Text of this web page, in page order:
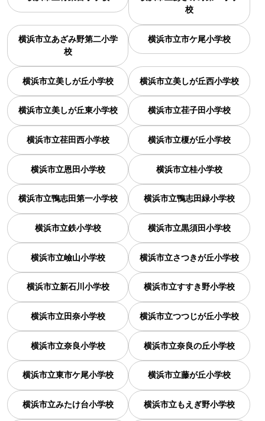
校
横浜市立あざみ野第二小学
校
横浜市立市ケ尾小学校
横浜市立美しが丘小学校 横浜市立美しが丘西小学校
横浜市立美しが丘東小学校 横浜市立荏子田小学校
横浜市立荏田西小学校 横浜市立榎が丘小学校
横浜市立恩田小学校 横浜市立桂小学校
横浜市立鴨志田第一小学校 横浜市立鴨志田緑小学校
横浜市立鉄小学校 横浜市立黒須田小学校
横浜市立嶮山小学校 横浜市立さつきが丘小学校
横浜市立新石川小学校 横浜市立すすき野小学校
横浜市立田奈小学校 横浜市立つつじが丘小学校
横浜市立奈良小学校 横浜市立奈良の丘小学校
横浜市立東市ケ尾小学校 横浜市立藤が丘小学校
横浜市立みたけ台小学校 横浜市立もえぎ野小学校